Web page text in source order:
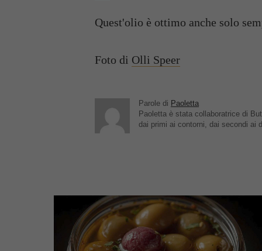
Quest'olio è ottimo anche solo
Foto di Olli Speer
Parole di Paoletta
Paoletta è stata collaboratrice di
dai primi ai contorni, dai secondi ai